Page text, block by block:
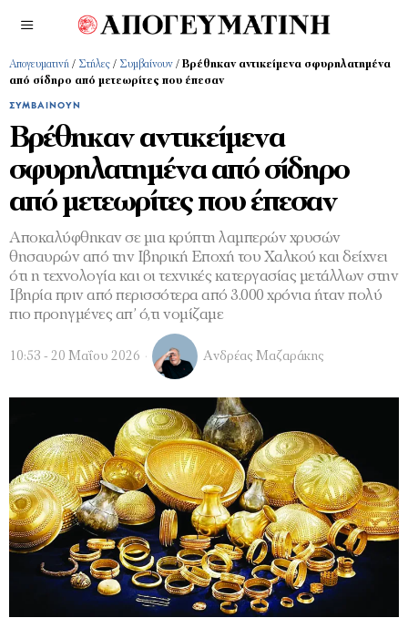
Απογευματινή / Στήλες / Συμβαίνουν / Βρέθηκαν αντικείμενα σφυρηλατημένα
από σίδηρο από μετεωρίτες που έπεσαν
ΣΥΜΒΑΊΝΟΥΝ
Βρέθηκαν αντικείμενα
σφυρηλατημένα από σίδηρο
από μετεωρίτες που έπεσαν
Αποκαλύφθηκαν σε μια κρύπτη λαμπερών χρυσών
θησαυρών από την Ιβηρική Εποχή του Χαλκού και δείχνει
ότι η τεχνολογία και οι τεχνικές κατεργασίας μετάλλων στην
Ιβηρία πριν από περισσότερα από 3.000 χρόνια ήταν πολύ
πιο προηγμένες απ’ ό,τι νομίζαμε
10:53 - 20 Μαΐου 2026 Ανδρέας Μαζαράκης